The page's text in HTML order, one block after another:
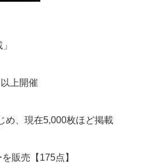
上開催
め、現在5,000枚ほど掲載
販売【175点】